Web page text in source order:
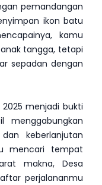
pemandangan
ikon batu
kamu
tangga, tetapi
sepadan dengan
menjadi bukti
menggabungkan
keberlanjutan
mencari tempat
makna, Desa
perjalananmu